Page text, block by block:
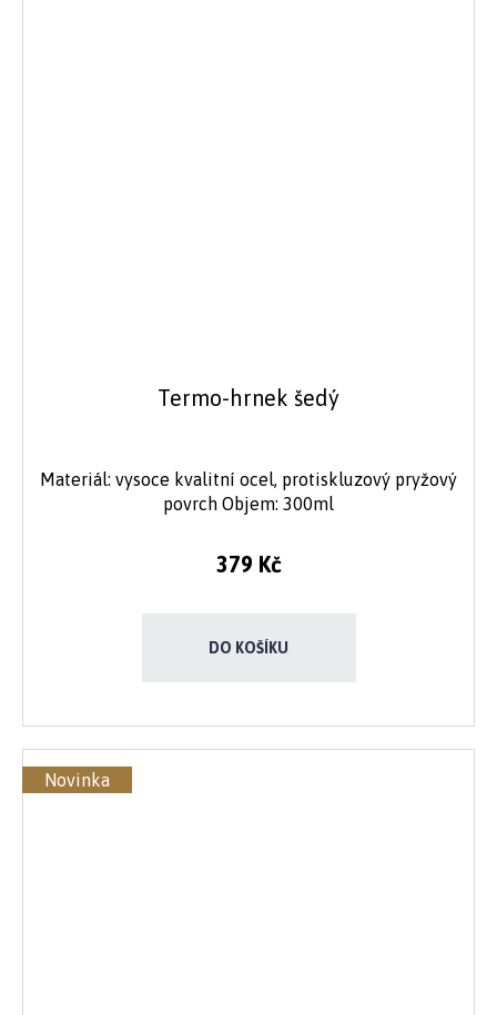
Termo-hrnek šedý
379 Kč
DO KOŠÍKU
Materiál: vysoce kvalitní ocel, protiskluzový pryžový
povrch Objem: 300ml
Novinka